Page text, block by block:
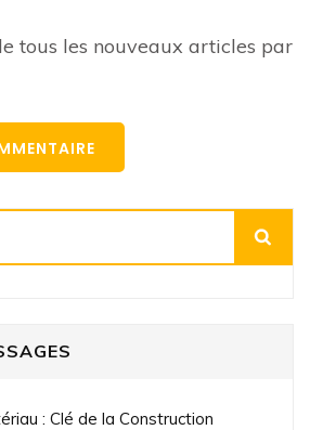
tous les nouveaux articles par
: Clé de la Construction